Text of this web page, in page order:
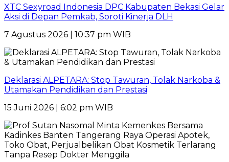
XTC Sexyroad Indonesia DPC Kabupaten Bekasi Gelar
Aksi di Depan Pemkab, Soroti Kinerja DLH
7 Agustus 2026 | 10:37 pm WIB
Deklarasi ALPETARA: Stop Tawuran, Tolak Narkoba &
Utamakan Pendidikan dan Prestasi
15 Juni 2026 | 6:02 pm WIB